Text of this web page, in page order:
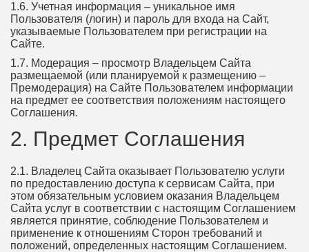
1.6. Учетная информация – уникальное имя
Пользователя (логин) и пароль для входа на Сайт,
указываемые Пользователем при регистрации на
Сайте.
1.7. Модерация – просмотр Владельцем Сайта
размещаемой (или планируемой к размещению –
Премодерация) на Сайте Пользователем информации
на предмет ее соответствия положениям настоящего
Соглашения.
2. Предмет Соглашения
2.1. Владелец Сайта оказывает Пользователю услуги
по предоставлению доступа к сервисам Сайта, при
этом обязательным условием оказания Владельцем
Сайта услуг в соответствии с настоящим Соглашением
является принятие, соблюдение Пользователем и
применение к отношениям Сторон требований и
положений, определенных настоящим Соглашением.